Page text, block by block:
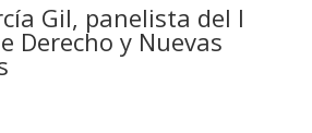
Gil, panelista del I
Derecho y Nuevas